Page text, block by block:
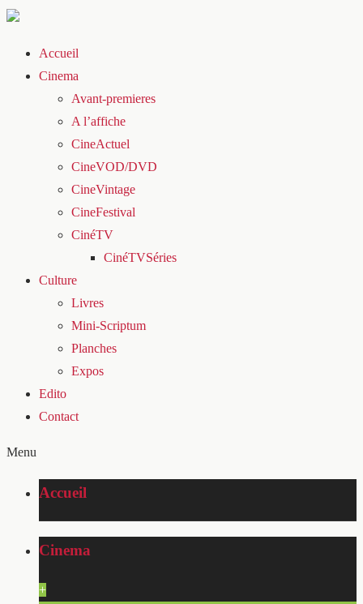
Accueil
Cinema
Avant-premieres
A l’affiche
CineActuel
CineVOD/DVD
CineVintage
CineFestival
CinéTV
CinéTVSéries
Culture
Livres
Mini-Scriptum
Planches
Expos
Edito
Contact
Menu
Accueil
Cinema
+